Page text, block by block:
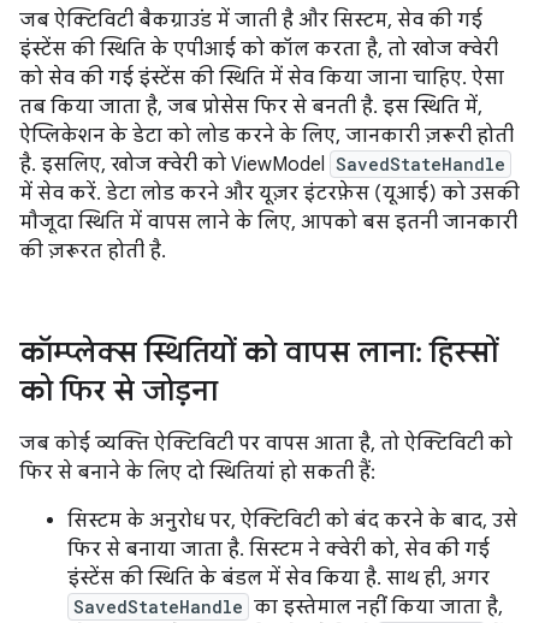
जब ऐक्टिविटी बैकग्राउंड में जाती है और सिस्टम, सेव की गई
इंस्टेंस की स्थिति के एपीआई को कॉल करता है, तो खोज क्वेरी
को सेव की गई इंस्टेंस की स्थिति में सेव किया जाना चाहिए. ऐसा
तब किया जाता है, जब प्रोसेस फिर से बनती है. इस स्थिति में,
ऐप्लिकेशन के डेटा को लोड करने के लिए, जानकारी ज़रूरी होती
है. इसलिए, खोज क्वेरी को ViewModel SavedStateHandle
में सेव करें. डेटा लोड करने और यूज़र इंटरफ़ेस (यूआई) को उसकी
मौजूदा स्थिति में वापस लाने के लिए, आपको बस इतनी जानकारी
की ज़रूरत होती है.
कॉम्प्लेक्स स्थितियों को वापस लाना: हिस्सों
को फिर से जोड़ना
जब कोई व्यक्ति ऐक्टिविटी पर वापस आता है, तो ऐक्टिविटी को
फिर से बनाने के लिए दो स्थितियां हो सकती हैं:
सिस्टम के अनुरोध पर, ऐक्टिविटी को बंद करने के बाद, उसे
फिर से बनाया जाता है. सिस्टम ने क्वेरी को, सेव की गई
इंस्टेंस की स्थिति के बंडल में सेव किया है. साथ ही, अगर
SavedStateHandle का इस्तेमाल नहीं किया जाता है,